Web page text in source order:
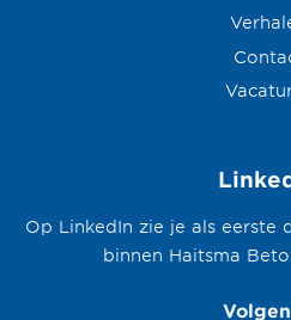
Op LinkedIn zie je als eerste
binnen Haitsma
Volgen